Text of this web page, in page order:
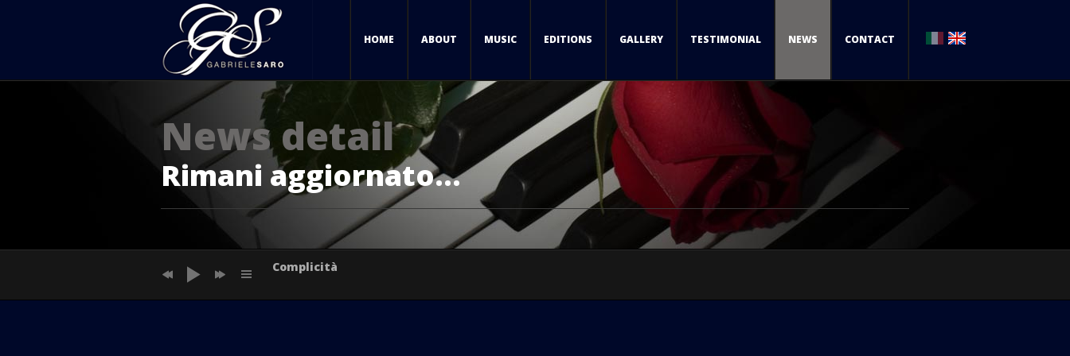
HOME ABOUT MUSIC EDITIONS GALLERY TESTIMONIAL NEWS CONTACT
News detail
Rimani aggiornato...
Complicità